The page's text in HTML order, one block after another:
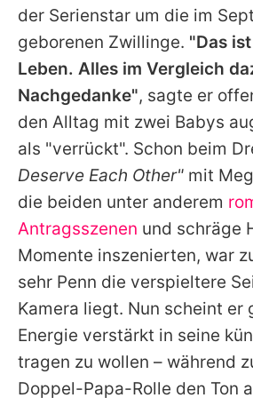
der Serienstar um die im
geborenen Zwillinge. "Das
Leben. Alles im Vergleich
Nachgedanke", sagte er
den Alltag mit zwei Babys
als "verrückt". Schon beim
Deserve Each Other" mit
die beiden unter anderem
Antragsszenen und schräge
Momente inszenierten, war
sehr Penn die verspieltere
Kamera liegt. Nun scheint er
Energie verstärkt in seine
tragen zu wollen – während
Doppel-Papa-Rolle den Ton